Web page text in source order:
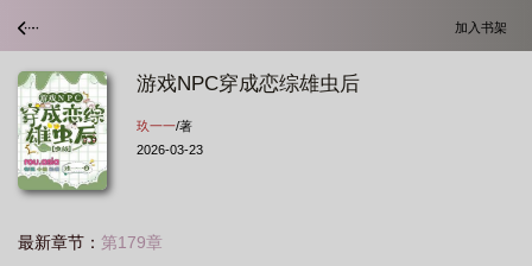
加入书架
游戏NPC穿成恋综雄虫后
玖一一/著
2026-03-23
最新章节： 第179章